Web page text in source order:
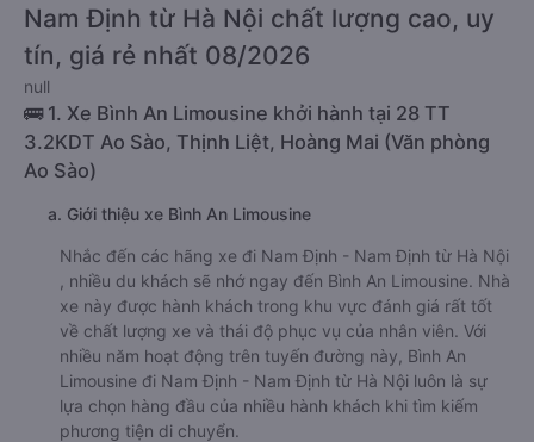
Nam Định từ Hà Nội chất lượng cao, uy
tín, giá rẻ nhất 08/2026
null
🚌 1. Xe Bình An Limousine khởi hành tại 28 TT
3.2KDT Ao Sào, Thịnh Liệt, Hoàng Mai (Văn phòng
Ao Sào)
a. Giới thiệu xe Bình An Limousine
Nhắc đến các hãng xe đi Nam Định - Nam Định từ Hà Nội
, nhiều du khách sẽ nhớ ngay đến Bình An Limousine. Nhà
xe này được hành khách trong khu vực đánh giá rất tốt
về chất lượng xe và thái độ phục vụ của nhân viên. Với
nhiều năm hoạt động trên tuyến đường này, Bình An
Limousine đi Nam Định - Nam Định từ Hà Nội luôn là sự
lựa chọn hàng đầu của nhiều hành khách khi tìm kiếm
phương tiện di chuyển.